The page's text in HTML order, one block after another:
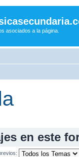
asociados a la página.
en este